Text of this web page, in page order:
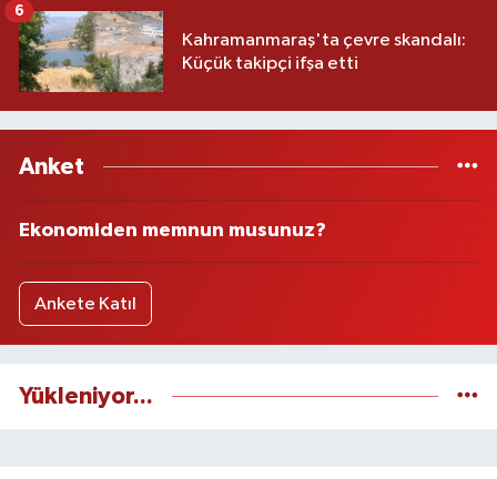
Kahramanmaraş'ta çevre skandalı:
Küçük takipçi ifşa etti
6
Anket
Ekonomiden memnun musunuz?
Ankete Katıl
Yükleniyor...